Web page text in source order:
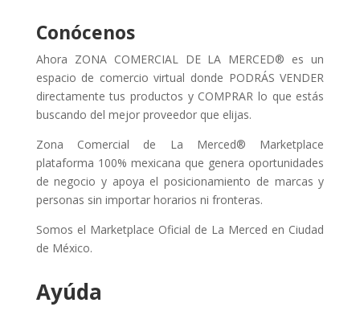
Conócenos
Ahora ZONA COMERCIAL DE LA MERCED® es un
espacio de comercio virtual donde PODRÁS VENDER
directamente tus productos y COMPRAR lo que estás
buscando del mejor proveedor que elijas.
Zona Comercial de La Merced® Marketplace
plataforma 100% mexicana que genera oportunidades
de negocio y apoya el posicionamiento de marcas y
personas sin importar horarios ni fronteras.
Somos el Marketplace Oficial de La Merced en Ciudad
de México.
Ayúda